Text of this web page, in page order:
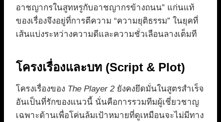
อาชญากรในสูทหรูกับอาชญากรข้างถนน” แก่นแท้
ของเรื่องจึงอยู่ที่การตีความ “ความยุติธรรม” ในยุคที่
เส้นแบ่งระหว่างความดีและความชั่วเลือนลางเต็มที
โครงเรื่องและบท (Script & Plot)
โครงเรื่องของ The Player 2ยังคงยึดมั่นในสูตรสำเร็จ
อันเป็นที่รักของแนวนี้ นั่นคือการรวมทีมผู้เชี่ยวชาญ
เฉพาะด้านเพื่อโค่นล้มเป้าหมายที่ดูเหมือนจะไม่มีทาง